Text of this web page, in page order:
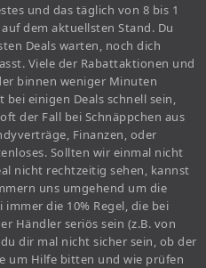
und das täglich von 8 bis 1
dem aktuellsten Stand. Du
Deals warten, noch dich
Viele der Rabattaktionen und
binnen weniger Minuten
einigen Deals schnell sein,
der Fall bei Schnäppchen aus
Finanzen, oder
Sollten wir einmal nicht
nicht rechtzeitig sehen, kannst
uns umgehend um die
die 10% Regel, die bei
Händler seriös sein (z.B. von
dir mal nicht sicher sein, ob der
um Hilfe bitten und wie prüfen